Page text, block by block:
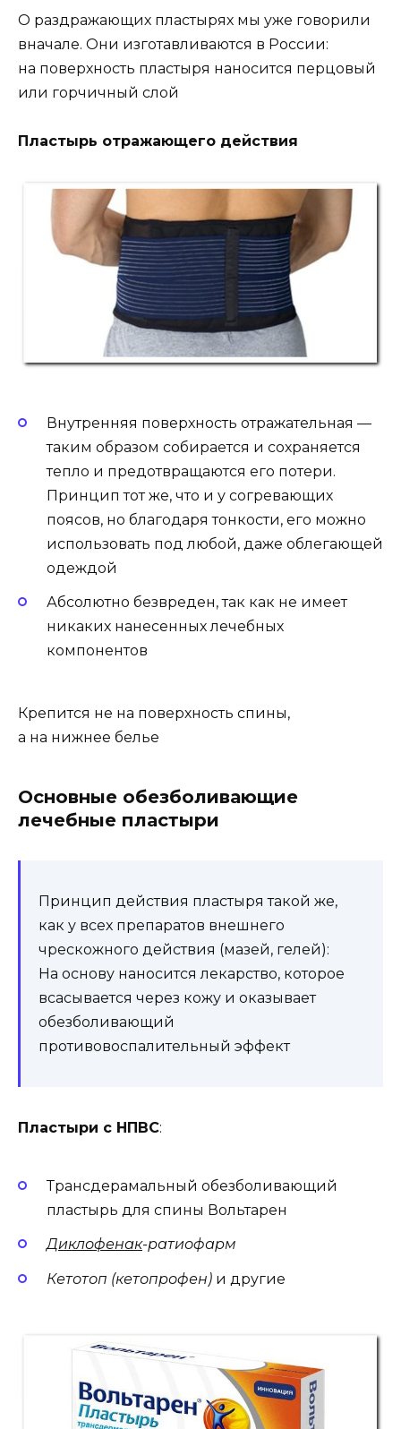
О раздражающих пластырях мы уже говорили
вначале. Они изготавливаются в России:
на поверхность пластыря наносится перцовый
или горчичный слой
Пластырь отражающего действия
Внутренняя поверхность отражательная —
таким образом собирается и сохраняется
тепло и предотвращаются его потери.
Принцип тот же, что и у согревающих
поясов, но благодаря тонкости, его можно
использовать под любой, даже облегающей
одеждой
Абсолютно безвреден, так как не имеет
никаких нанесенных лечебных
компонентов
Крепится не на поверхность спины,
а на нижнее белье
Основные обезболивающие
лечебные пластыри
Принцип действия пластыря такой же,
как у всех препаратов внешнего
чрескожного действия (мазей, гелей):
На основу наносится лекарство, которое
всасывается через кожу и оказывает
обезболивающий
противовоспалительный эффект
Пластыри с НПВС:
Трансдерамальный обезболивающий
пластырь для спины Вольтарен
Диклофенак-ратиофарм
Кетотоп (кетопрофен) и другие